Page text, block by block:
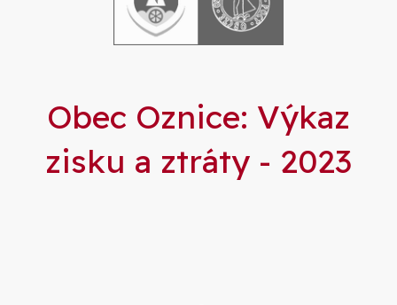
Obec Oznice: Výkaz
zisku a ztráty - 2023